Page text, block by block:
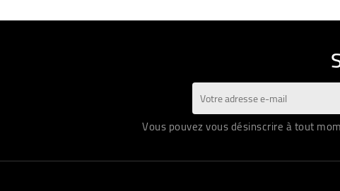
Vous pouvez vous désinscrire à tout